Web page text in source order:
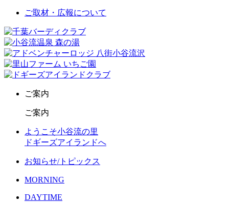
ご取材・広報について
ご案内
ご案内
ようこそ小谷流の里
ドギーズアイランドへ
お知らせ/トピックス
MORNING
DAYTIME